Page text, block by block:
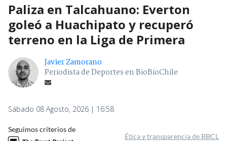
Paliza en Talcahuano: Everton
goleó a Huachipato y recuperó
terreno en la Liga de Primera
Javier Zamorano
Periodista de Deportes en BioBioChile
Sábado 08 Agosto, 2026 | 16:58
Seguimos criterios de
Ética y transparencia de BBCL